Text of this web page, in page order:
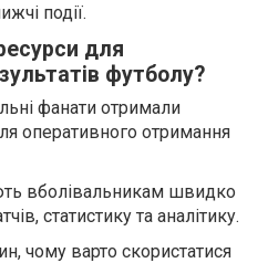
події.
для
футболу?
фанати отримали
оперативного отримання
вболівальникам швидко
статистику та аналітику.
чому варто скористатися